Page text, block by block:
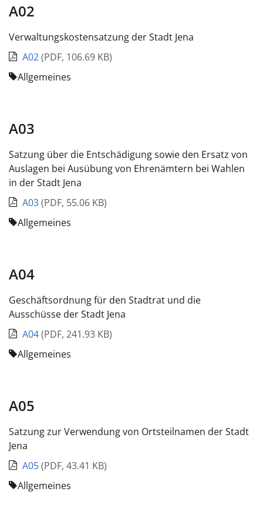
A02
Verwaltungskostensatzung der Stadt Jena
A02(PDF, 106.69 KB)
Allgemeines
A03
Satzung über die Entschädigung sowie den Ersatz von
Auslagen bei Ausübung von Ehrenämtern bei Wahlen
in der Stadt Jena
A03(PDF, 55.06 KB)
Allgemeines
A04
Geschäftsordnung für den Stadtrat und die
Ausschüsse der Stadt Jena
A04(PDF, 241.93 KB)
Allgemeines
A05
Satzung zur Verwendung von Ortsteilnamen der Stadt
Jena
A05(PDF, 43.41 KB)
Allgemeines